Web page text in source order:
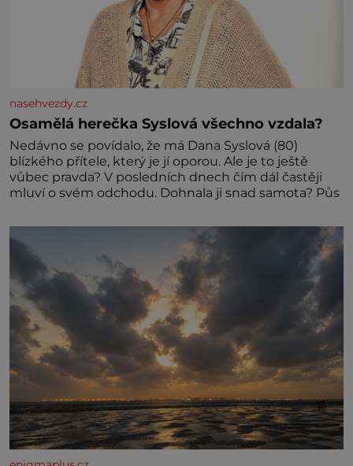
nasehvezdy.cz
Osamělá herečka Syslová všechno vzdala?
Nedávno se povídalo, že má Dana Syslová (80)
blízkého přítele, který je jí oporou. Ale je to ještě
vůbec pravda? V posledních dnech čím dál častěji
mluví o svém odchodu. Dohnala ji snad samota? Půs